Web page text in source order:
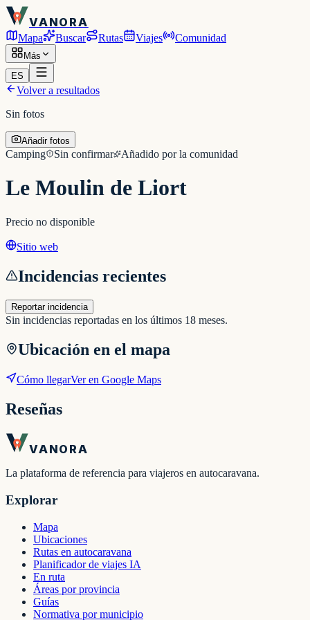
VANORA
Mapa Buscar Rutas Viajes Comunidad
Más
ES
Volver a resultados
Sin fotos
Añadir fotos
Camping Sin confirmar Añadido por la comunidad
Le Moulin de Liort
Precio no disponible
Sitio web
Incidencias recientes
Reportar incidencia
Sin incidencias reportadas en los últimos 18 meses.
Ubicación en el mapa
Cómo llegarVer en Google Maps
Reseñas
VANORA
La plataforma de referencia para viajeros en autocaravana.
Explorar
Mapa
Ubicaciones
Rutas en autocaravana
Planificador de viajes IA
En ruta
Áreas por provincia
Guías
Normativa por municipio